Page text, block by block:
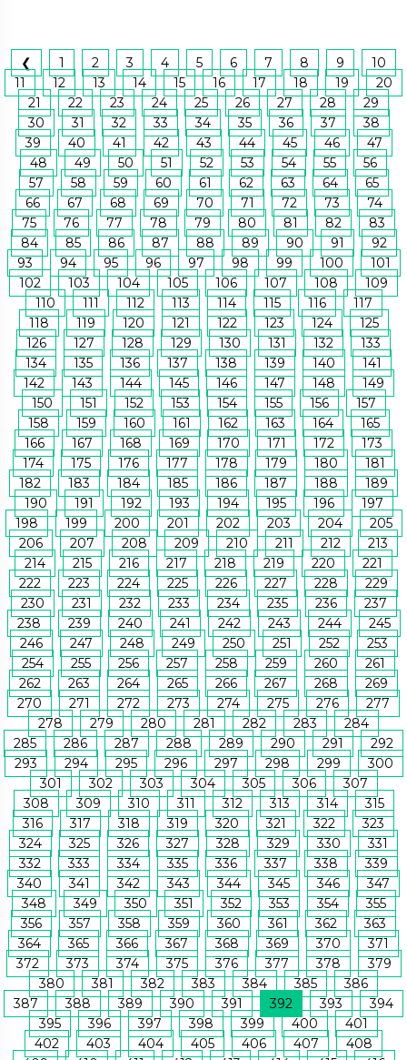
❮ 1 2 3 4 5 6 7 8 9
10
11
12 13 14 15 16 17 18 19
20
21
22 23 24 25 26 27 28
29
30
31 32 33 34 35 36 37
38
39
40 41 42 43 44 45 46
47
48
49 50 51 52 53 54 55
56
57
58 59 60 61 62 63 64
65
66
67 68 69 70 71 72 73
74
75
76 77 78 79 80 81 82
83
84
85 86 87 88 89 90 91
92
93
94 95 96 97 98 99 100
101
102
103 104 105 106 107 108
109
110
111 112 113 114 115 116
117
118
119 120 121 122 123 124
125
126
127 128 129 130 131 132
133
134
135 136 137 138 139 140
141
142
143 144 145 146 147 148
149
150
151 152 153 154 155 156
157
158
159 160 161 162 163 164
165
166
167 168 169 170 171 172
173
174
175 176 177 178 179 180
181
182
183 184 185 186 187 188
189
190
191 192 193 194 195 196
197
198
199 200 201 202 203 204
205
206
207 208 209 210 211 212
213
214
215 216 217 218 219 220
221
222
223 224 225 226 227 228
229
230
231 232 233 234 235 236
237
238
239 240 241 242 243 244
245
246
247 248 249 250 251 252
253
254
255 256 257 258 259 260
261
262
263 264 265 266 267 268
269
270
271 272 273 274 275 276
277
278
279 280 281 282 283
284
285
286 287 288 289 290 291
292
293
294 295 296 297 298 299
300
301
302 303 304 305 306
307
308
309 310 311 312 313 314
315
316
317 318 319 320 321 322
323
324
325 326 327 328 329 330
331
332
333 334 335 336 337 338
339
340
341 342 343 344 345 346
347
348
349 350 351 352 353 354
355
356
357 358 359 360 361 362
363
364
365 366 367 368 369 370
371
372
373 374 375 376 377 378
379
380
381 382 383 384 385
386
387
388 389 390 391 392 393
394
395
396 397 398 399 400
401
402
403 404 405 406 407
408